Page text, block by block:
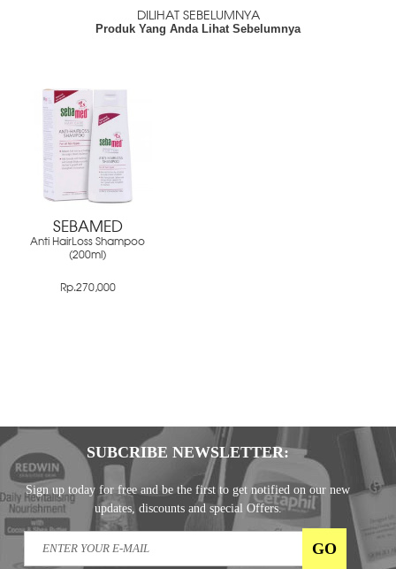
DILIHAT SEBELUMNYA
Produk Yang Anda Lihat Sebelumnya
SEBAMED
Anti HairLoss Shampoo
(200ml)
Rp.270,000
SUBCRIBE NEWSLETTER:
Sign up today for free and be the first to get notified on our new
updates, discounts and special Offers.